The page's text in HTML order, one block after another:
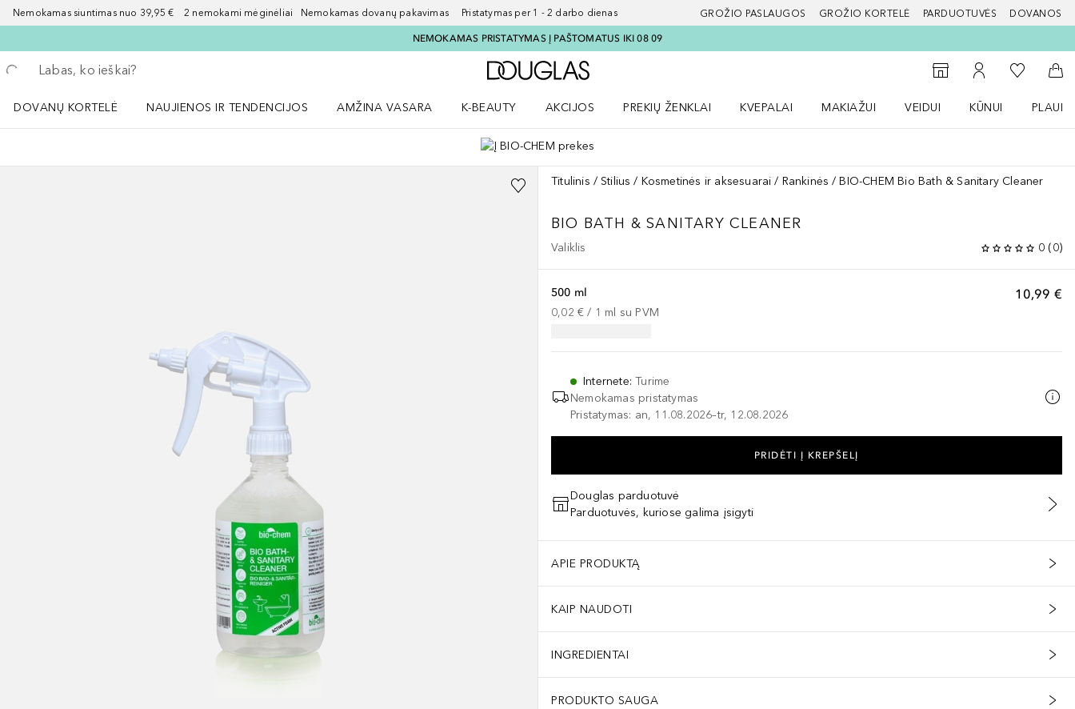
Nemokamas siuntimas nuo 39,95 € 2 nemokami mėginėliai Nemokamas dovanų pakavimas Pristatymas per 1 - 2 darbo dienas GROŽIO PASLAUGOS GROŽIO KORTELĖ PARDUOTUVĖS DOVANOS
NEMOKAMAS PRISTATYMAS Į PAŠTOMATUS IKI 08 09
Grįžk atgal
Vykdykite paiešką
Į Douglas pagrindinį puslapį
Į parduotuvių paiešką
Į mano paskyrą
Į mano
Į
DOVANŲ KORTELĖ
NAUJIENOS IR TENDENCIJOS
AMŽINA VASARA
K-BEAUTY
AKCIJOS
PREKIŲ ŽENKLAI
KVEPALAI
MAKIAŽUI
VEIDUI
KŪNUI
Titulinis Stilius Kosmetinės ir aksesuarai Rankinės BIO-CHEM Bio Bath & Sanitary Cleaner
BIO BATH & SANITARY CLEANER
Valiklis 0 (0)
10,99 €
500 ml
0,02 € / 1 ml su PVM
Internete:Turime
Nemokamas pristatymas
Pristatymas: an, 11.08.2026–tr, 12.08.2026
PRIDĖTI Į KREPŠELĮ
Douglas parduotuvė
Parduotuvės, kuriose galima įsigyti
APIE PRODUKTĄ
KAIP NAUDOTI
INGREDIENTAI
PRODUKTO SAUGA